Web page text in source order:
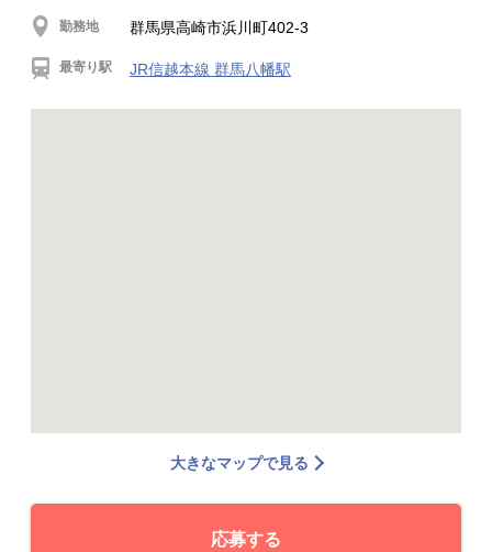
勤務地 群馬県高崎市浜川町402-3
最寄り駅 JR信越本線 群馬八幡駅
大きなマップで見る
応募する